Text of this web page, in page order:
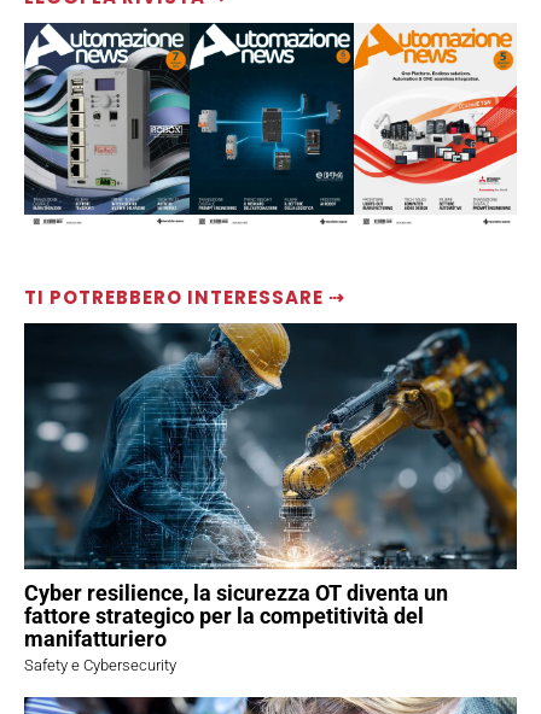
TI POTREBBERO INTERESSARE ⇢
Cyber resilience, la sicurezza OT diventa un
fattore strategico per la competitività del
manifatturiero
Safety e Cybersecurity